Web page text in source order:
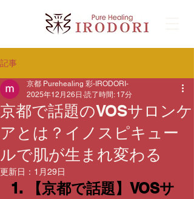
記事
京都で話題のVOSサロンケ
アとは？イノスピキュー
ルで肌が生まれ変わる
京都 Purehealing 彩-IRODORI-
2025年12月26日 読了時間: 17分
更新日： 1月29日
1. 【京都で話題】VOSサ